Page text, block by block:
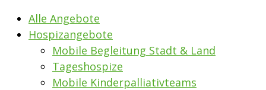
Alle Angebote
Hospizangebote
Mobile Begleitung Stadt & Land
Tageshospize
Mobile Kinderpalliativteams